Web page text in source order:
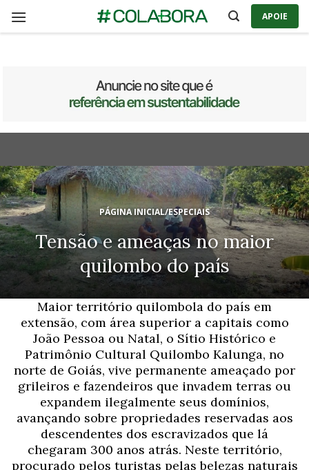
APOIE
PÁGINA INICIAL/ESPECIAIS
Tensão e ameaças no maior
quilombo do país
Maior território quilombola do país em
extensão, com área superior a capitais como
João Pessoa ou Natal, o Sítio Histórico e
Patrimônio Cultural Quilombo Kalunga, no
norte de Goiás, vive permanente ameaçado por
grileiros e fazendeiros que invadem terras ou
expandem ilegalmente seus domínios,
avançando sobre propriedades reservadas aos
descendentes dos escravizados que lá
chegaram 300 anos atrás. Neste território,
procurado pelos turistas pelas belezas naturais